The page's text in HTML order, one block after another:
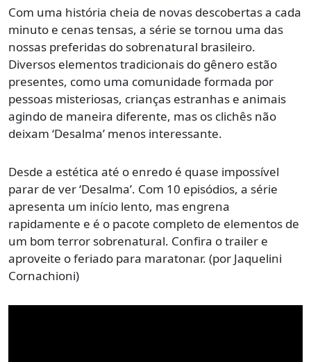
Com uma história cheia de novas descobertas a cada
minuto e cenas tensas, a série se tornou uma das
nossas preferidas do sobrenatural brasileiro.
Diversos elementos tradicionais do gênero estão
presentes, como uma comunidade formada por
pessoas misteriosas, crianças estranhas e animais
agindo de maneira diferente, mas os clichês não
deixam ‘Desalma’ menos interessante.
Desde a estética até o enredo é quase impossível
parar de ver ‘Desalma’. Com 10 episódios, a série
apresenta um início lento, mas engrena
rapidamente e é o pacote completo de elementos de
um bom terror sobrenatural. Confira o trailer e
aproveite o feriado para maratonar. (por Jaquelini
Cornachioni)